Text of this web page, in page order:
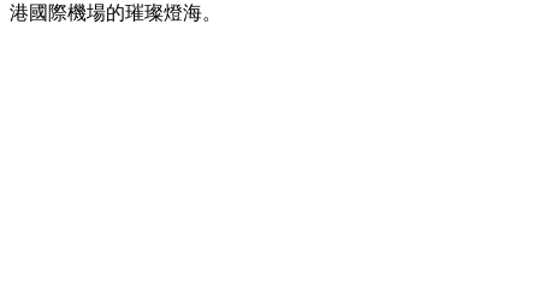
港國際機場的璀璨燈海。